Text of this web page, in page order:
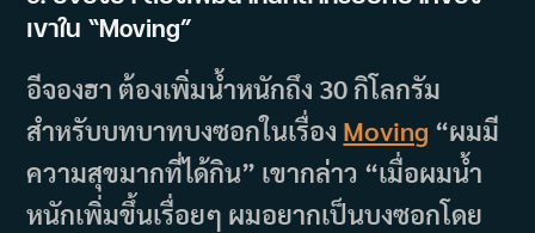
เขาใน “Moving”
อีจองฮา ต้องเพิ่มน้ำหนักถึง 30 กิโลกรัม
สำหรับบทบาทบงซอกในเรื่อง Moving “ผมมี
ความสุขมากที่ได้กิน” เขากล่าว “เมื่อผมน้ำ
หนักเพิ่มขึ้นเรื่อยๆ ผมอยากเป็นบงซอกโดย